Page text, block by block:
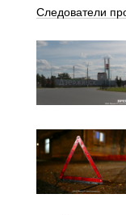
Следователи